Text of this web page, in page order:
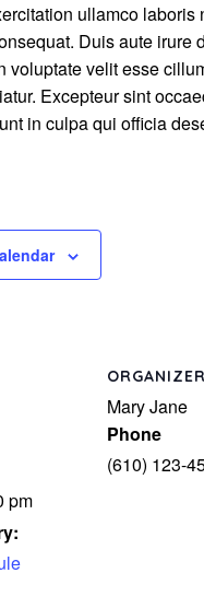
ullamco laboris
Duis aute irure
voluptate velit esse
Excepteur sint
in culpa qui officia
pm
ORGANIZER
Mary Jane
Phone
(610) 123-